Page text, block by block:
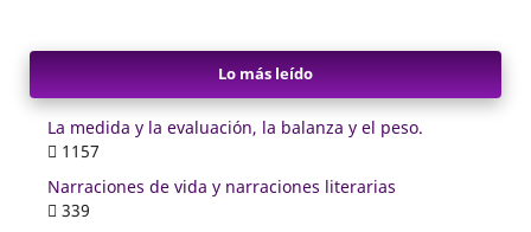
Lo más leído
La medida y la evaluación, la balanza y el peso.
1157
Narraciones de vida y narraciones literarias
339